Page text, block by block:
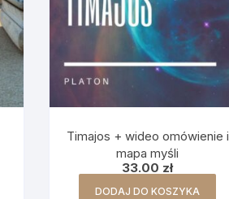
Timajos + wideo omówienie i
mapa myśli
33.00 zł
DODAJ DO KOSZYKA